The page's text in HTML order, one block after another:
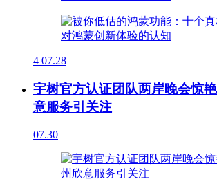
4 07.28
宇树官方认证团队两岸晚会惊
意服务引关注
07.30